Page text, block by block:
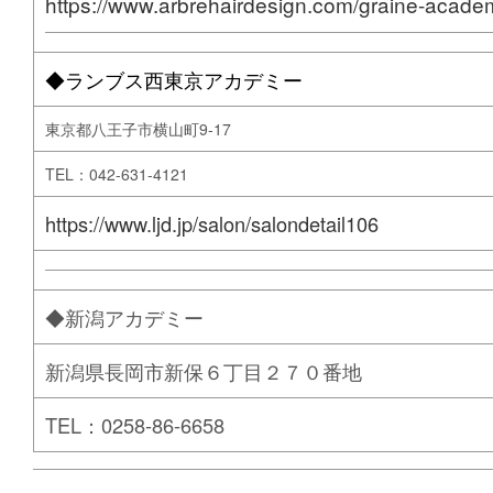
◆ランブス西東京アカデミー
東京都八王子市横山町9-17
TEL：042-631-4121
https://www.ljd.jp/salon/salondetail106
◆新潟アカデミー
新潟県長岡市新保６丁目２７０番地
TEL：0258-86-6658